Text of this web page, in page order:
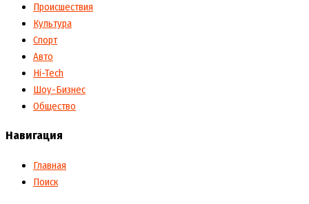
Происшествия
Культура
Спорт
Авто
Hi-Tech
Шоу-Бизнес
Общество
Навигация
Главная
Поиск